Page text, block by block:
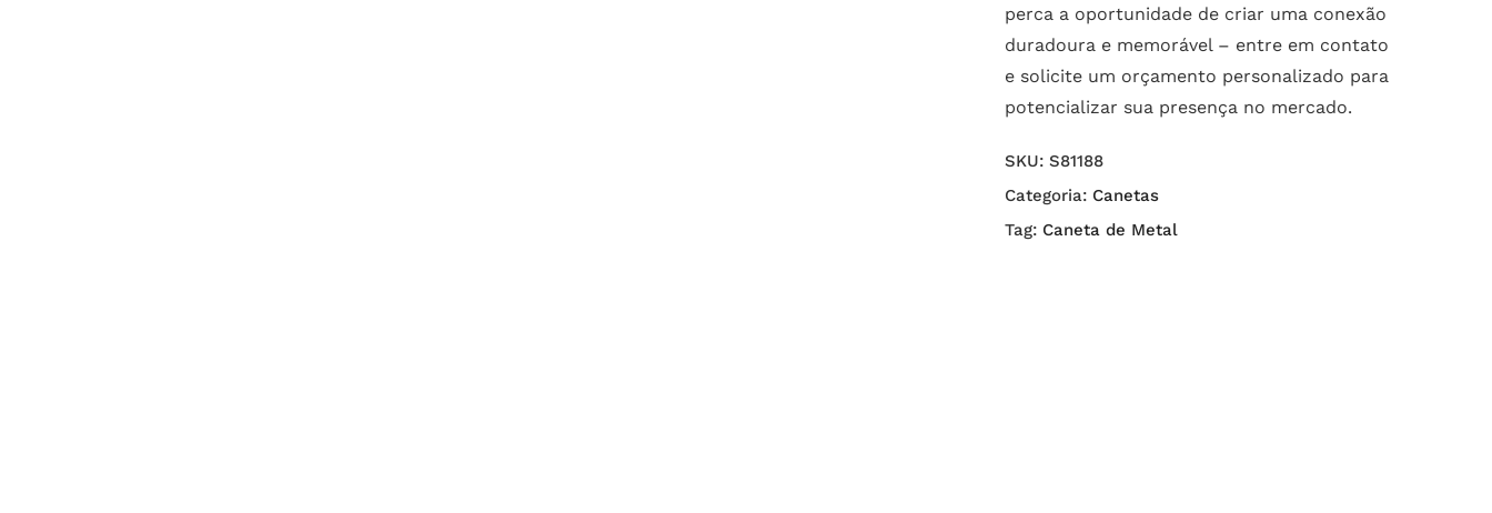
perca a oportunidade de criar uma conexão
duradoura e memorável – entre em contato
e solicite um orçamento personalizado para
potencializar sua presença no mercado.
SKU: S81188
Categoria: Canetas
Tag: Caneta de Metal